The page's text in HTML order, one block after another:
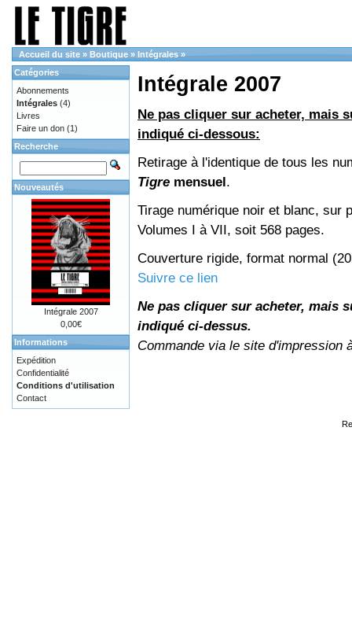
Accueil du site » Boutique » Intégrales »
Intégrale 2007
Ne pas cliquer sur acheter, mais
indiqué ci-dessous:
Retirage à l'identique de tous les
Tigre mensuel.
Tirage numérique noir et blanc, sur
Volumes I à VII, soit 568 pages.
Couverture rigide, format normal
Suivre ce lien
Ne pas cliquer sur acheter, mais
indiqué ci-dessus.
Commande via le site d'impression
Catégories
Abonnements
Intégrales (4)
Livres
Faire un don (1)
Recherche
Nouveautés
Intégrale 2007
0,00€
Informations
Expédition
Confidentialité
Conditions d'utilisation
Contact